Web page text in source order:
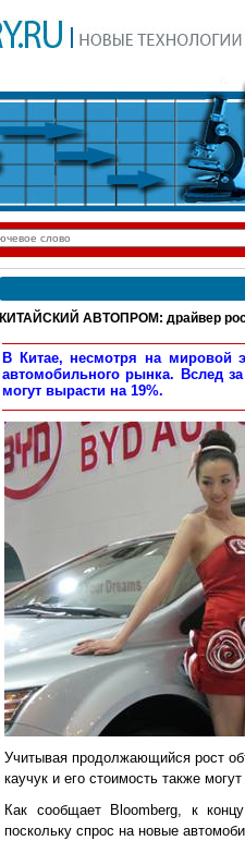
КИТАЙСКИЙ АВТОПРОМ: драйвер
В Китае, несмотря на мировой
автомобильного рынка. Вслед
могут вырасти на 19%.
Учитывая продолжающийся рост
каучук и его стоимость также
Как сообщает Bloomberg, к
поскольку спрос на новые